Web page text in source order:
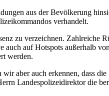
aus der Bevölkerung
verhandelt.
zu verzeichnen. Zahlreiche
auf Hotspots außerhalb
werden.
aber auch erkennen, dass
Landespolizeidirektor die